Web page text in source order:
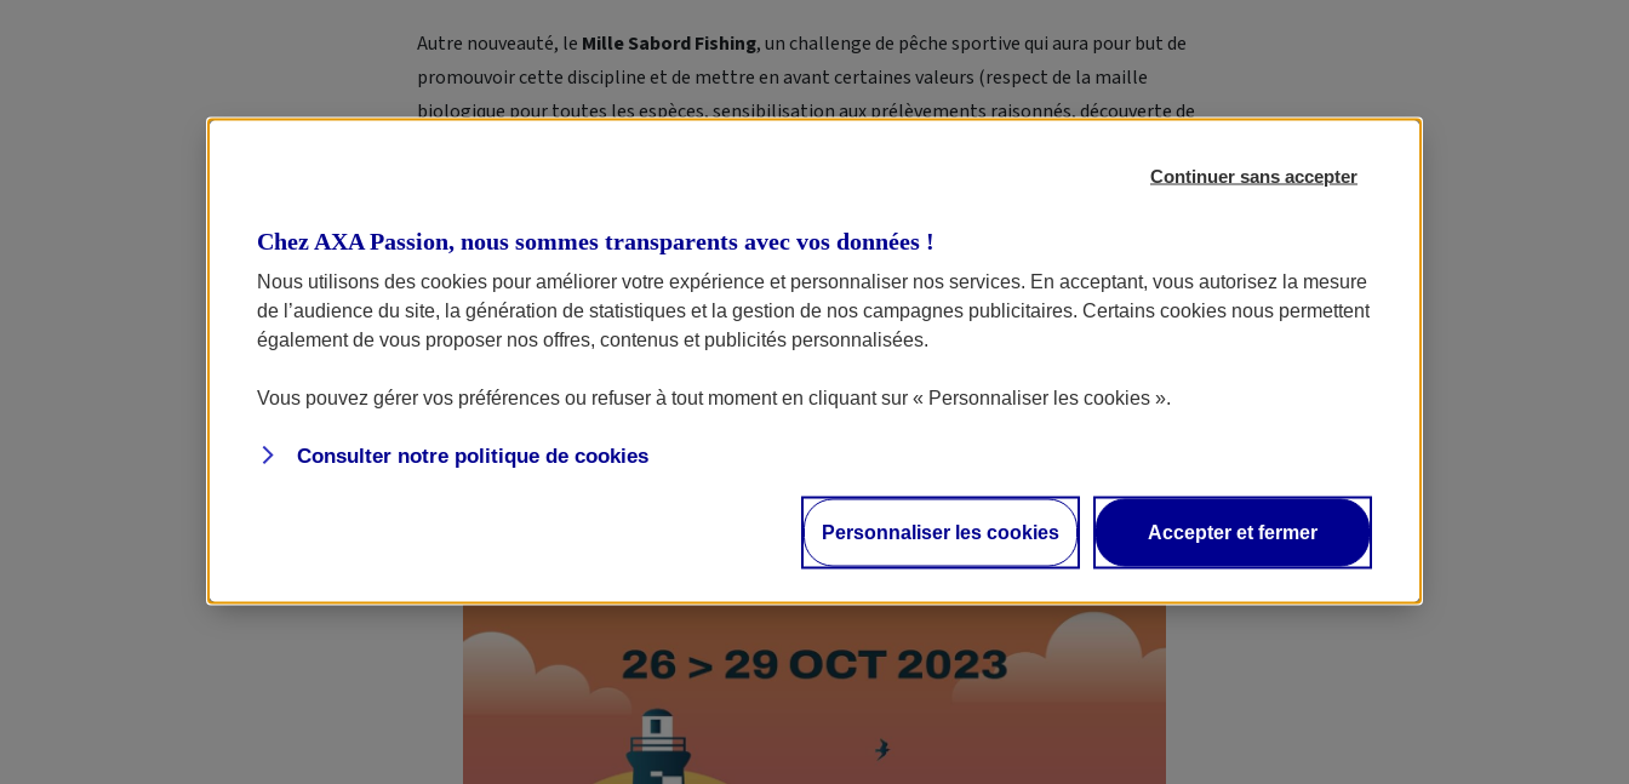
Continuer sans accepter
Chez AXA Passion, nous sommes transparents avec vos données !
Nous utilisons des cookies pour améliorer votre expérience et personnaliser nos services. En acceptant, vous autorisez la mesure
de l’audience du site, la génération de statistiques et la gestion de nos campagnes publicitaires. Certains cookies nous permettent
également de vous proposer nos offres, contenus et publicités personnalisées.
Vous pouvez gérer vos préférences ou refuser à tout moment en cliquant sur « Personnaliser les cookies ».
Consulter notre politique de cookies
Personnaliser les cookies Accepter et fermer
Autre nouveauté, le Mille SabordFishing, un challenge de pêche sportive qui aura pour but de
promouvoir cette discipline et de mettre en avant certaines valeurs (respect de la maille
biologique pour toutes les espèces, sensibilisation aux prélèvements raisonnés, découverte de
l’automne.
Informations pratiques sur le site :https://www.lemillesabords.com/